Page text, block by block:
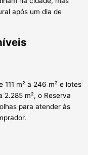
após um dia de
m² a 246 m² e lotes
2.285 m², o Reserva
para atender às